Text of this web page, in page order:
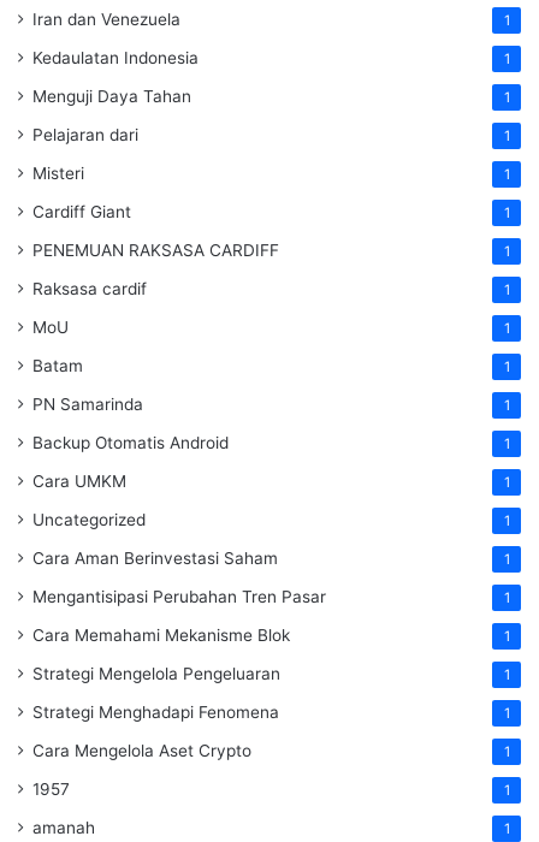
Iran dan Venezuela 1
Kedaulatan Indonesia 1
Menguji Daya Tahan 1
Pelajaran dari 1
Misteri 1
Cardiff Giant 1
PENEMUAN RAKSASA CARDIFF 1
Raksasa cardif 1
MoU 1
Batam 1
PN Samarinda 1
Backup Otomatis Android 1
Cara UMKM 1
Uncategorized 1
Cara Aman Berinvestasi Saham 1
Mengantisipasi Perubahan Tren Pasar 1
Cara Memahami Mekanisme Blok 1
Strategi Mengelola Pengeluaran 1
Strategi Menghadapi Fenomena 1
Cara Mengelola Aset Crypto 1
1957 1
amanah 1